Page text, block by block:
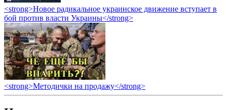
<strong>Новое радикальное украинское движение вступает в
бой против власти Украины</strong>
<strong>Методички на продажу</strong>